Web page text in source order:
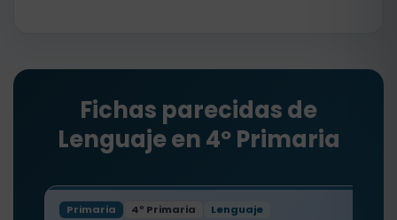
Fichas parecidas de
Lenguaje en 4º Primaria
Primaria 4º Primaria Lenguaje